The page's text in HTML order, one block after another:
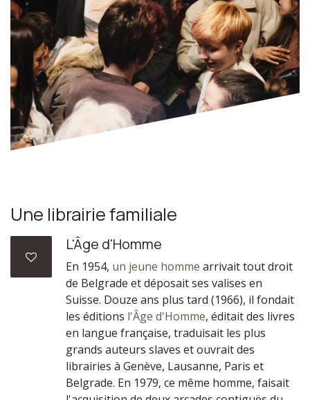
Une librairie familiale
L'Âge d'Homme
En 1954, un jeune homme arrivait tout droit
de Belgrade et déposait ses valises en
Suisse. Douze ans plus tard (1966), il fondait
les éditions l'Âge d'Homme, éditait des livres
en langue française, traduisait les plus
grands auteurs slaves et ouvrait des
librairies à Genève, Lausanne, Paris et
Belgrade. En 1979, ce même homme, faisait